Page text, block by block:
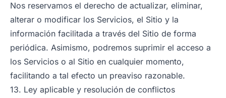
Nos reservamos el derecho de actualizar, eliminar,
alterar o modificar los Servicios, el Sitio y la
información facilitada a través del Sitio de forma
periódica. Asimismo, podremos suprimir el acceso a
los Servicios o al Sitio en cualquier momento,
facilitando a tal efecto un preaviso razonable.
13. Ley aplicable y resolución de conflictos